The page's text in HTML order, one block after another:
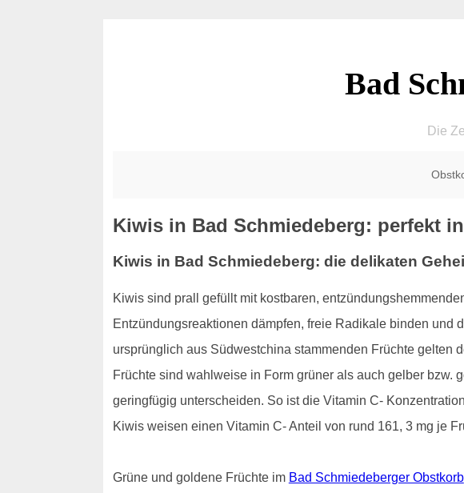
Bad
Die
Kiwis in Bad Schmiedeberg: perfekt
Kiwis in Bad Schmiedeberg: die delikaten
Kiwis sind prall gefüllt mit kostbaren,
Entzündungsreaktionen dämpfen, freie Radikale binden
ursprünglich aus Südwestchina stammenden Früchte gelten
Früchte sind wahlweise in Form grüner als auch gelber
geringfügig unterscheiden. So ist die Vitamin C-
Kiwis weisen einen Vitamin C- Anteil von rund 161, 3 mg je
Grüne und goldene Früchte im Bad Schmiedeberger Obstkorb